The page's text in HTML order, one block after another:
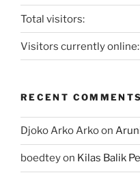
Total visitors:
Visitors currently online:
RECENT COMMENTS
Djoko Arko Arkoon
boedteyon Kilas Balik